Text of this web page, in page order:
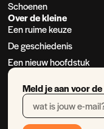
Schoenen
Over de kleine
Een ruime keuze
De geschiedenis
Een nieuw hoofdstuk
Meld je aan voor